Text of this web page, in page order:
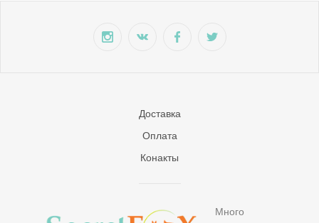
Много
Доставка
Оплата
Конакты